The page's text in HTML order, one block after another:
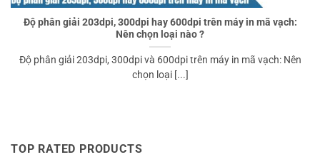
Độ phân giải 203dpi, 300dpi hay 600dpi trên máy in mã vạch:
Nên chọn loại nào ?
Độ phân giải 203dpi, 300dpi và 600dpi trên máy in mã vạch: Nên
chọn loại [...]
TOP RATED PRODUCTS